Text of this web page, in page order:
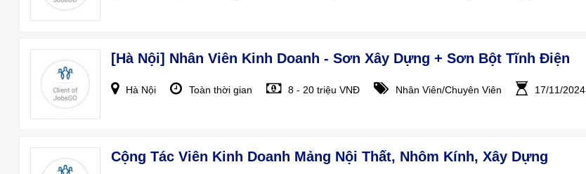
[Hà Nội] Nhân Viên Kinh Doanh - Sơn Xây Dựng + Sơn Bột Tĩnh Điện
Hà Nội Toàn thời gian 8 - 20 triệu VNĐ Nhân Viên/Chuyên Viên 17/11/2024
Cộng Tác Viên Kinh Doanh Mảng Nội Thất, Nhôm Kính, Xây Dựng